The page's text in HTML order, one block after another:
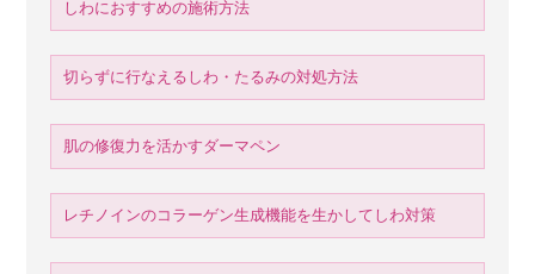
しわにおすすめの施術方法
切らずに行なえるしわ・たるみの対処方法
肌の修復力を活かすダーマペン
レチノインのコラーゲン生成機能を生かしてしわ対策